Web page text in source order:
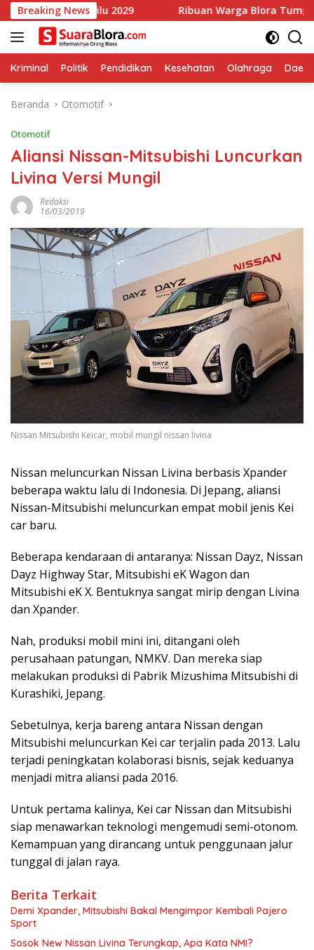
Langsung
ke
konten
Breaking News
2029 Ribuan Warga Blora Tumpah Ruah Ikuti
Kriminal Politik Pendidikan Kesehatan Olahraga
Beranda Otomotif
Otomotif
Aliansi Nissan-Mitsubishi Luncurkan
Livina Versi Mungil
Redaksi
16/03/2019
Nissan Mitsubishi Keicar, mobil mungil nissan livina
Nissan meluncurkan Nissan Livina berbasis Xpander
beberapa waktu lalu di Indonesia. Di Jepang, aliansi
Nissan-Mitsubishi meluncurkan empat mobil jenis Kei
car baru.
Beberapa kendaraan di antaranya: Nissan Dayz, Nissan
Dayz Highway Star, Mitsubishi eK Wagon dan
Mitsubishi eK X. Bentuknya sangat mirip dengan Livina
dan Xpander.
Nah, produksi mobil mini ini, ditangani oleh
perusahaan patungan, NMKV. Dan mereka siap
melakukan produksi di Pabrik Mizushima Mitsubishi di
Kurashiki, Jepang.
Sebetulnya, kerja bareng antara Nissan dengan
Mitsubishi meluncurkan Kei car terjalin pada 2013. Lalu
terjadi peningkatan kolaborasi bisnis, sejak keduanya
menjadi mitra aliansi pada 2016.
Untuk pertama kalinya, Kei car Nissan dan Mitsubishi
siap menawarkan teknologi mengemudi semi-otonom.
Kemampuan yang dirancang untuk penggunaan jalur
tunggal di jalan raya.
Berita Terkait
Demi Xpander, Mitsubishi Bakal Mengimpor Kembali Pajero
Sport
Sosok New Nissan Livina Terungkap, Apa Kata NMI?